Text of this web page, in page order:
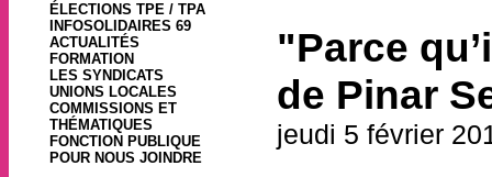
ÉLECTIONS TPE / TPA
INFOSOLIDAIRES 69
ACTUALITÉS
FORMATION
LES SYNDICATS
UNIONS LOCALES
COMMISSIONS ET
THÉMATIQUES
FONCTION PUBLIQUE
POUR NOUS JOINDRE
"Parce
de Pinar
jeudi 5 février